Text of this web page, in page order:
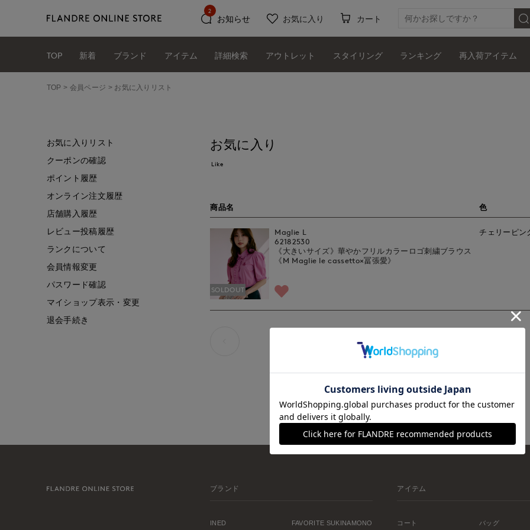
お知らせ
2
お気に入り カート
TOP 新着 ブランド アイテム 詳細検索 アウトレット スタイリング ランキング 再入荷アイテム
TOP 会員ページ お気に入りリスト
お気に入り
Like
商品名 色
SOLDOUT
Maglie L
62182530
《大きいサイズ》華やかフリルカラーロゴ刺繍ブラウス
《M Maglie le cassetto×冨張愛》
チェリーピン
お気に入りリスト
クーポンの確認
ポイント履歴
オンライン注文履歴
店舗購入履歴
レビュー投稿履歴
ランクについて
会員情報変更
パスワード確認
マイショップ表示・変更
退会手続き
ブランド
INED FAVORITE SUKINAMONO
アイテム
コート バッグ